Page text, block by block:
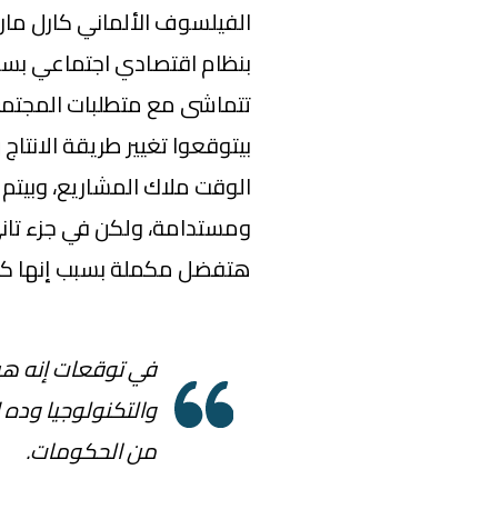
الفيلسوف الألماني كارل
بنظام اقتصادي اجتماعي
تتماشى مع متطلبات
بيتوقعوا تغيير طريقة
الوقت ملاك المشاريع،
ومستدامة، ولكن في جزء
هتفضل مكملة بسبب إنها
في توقعات إنه
والتكنولوجيا
من الحكومات.